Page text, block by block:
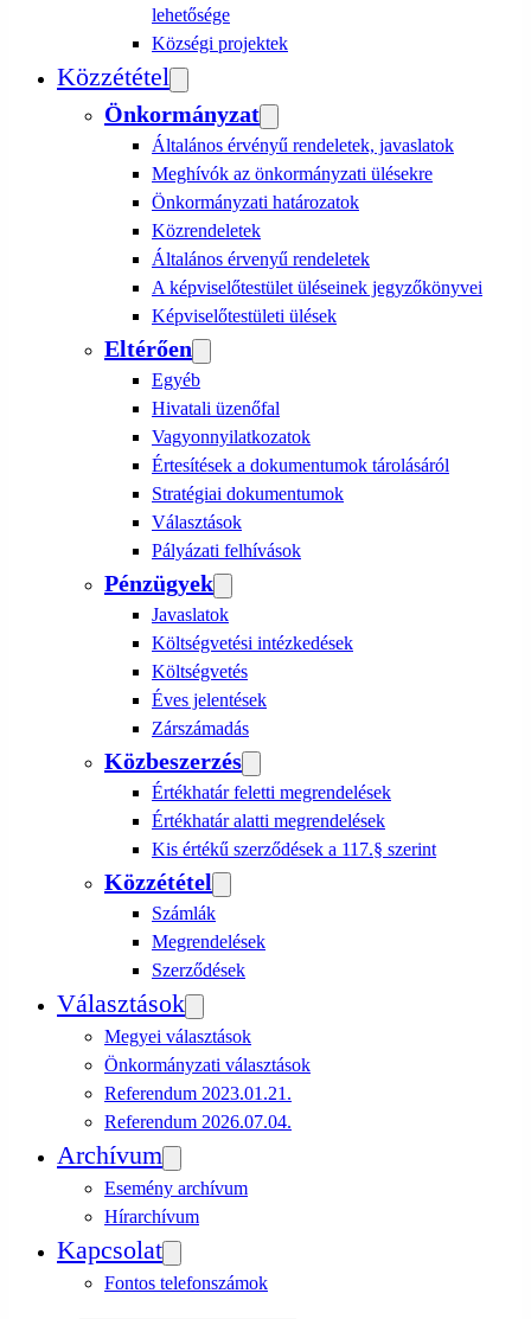
lehetősége
Községi projektek
Közzététel
Önkormányzat
Általános érvényű rendeletek, javaslatok
Meghívók az önkormányzati ülésekre
Önkormányzati határozatok
Közrendeletek
Általános érvenyű rendeletek
A képviselőtestület üléseinek jegyzőkönyvei
Képviselőtestületi ülések
Eltérően
Egyéb
Hivatali üzenőfal
Vagyonnyilatkozatok
Értesítések a dokumentumok tárolásáról
Stratégiai dokumentumok
Választások
Pályázati felhívások
Pénzügyek
Javaslatok
Költségvetési intézkedések
Költségvetés
Éves jelentések
Zárszámadás
Közbeszerzés
Értékhatár feletti megrendelések
Értékhatár alatti megrendelések
Kis értékű szerződések a 117.§ szerint
Közzététel
Számlák
Megrendelések
Szerződések
Választások
Megyei választások
Önkormányzati választások
Referendum 2023.01.21.
Referendum 2026.07.04.
Archívum
Esemény archívum
Hírarchívum
Kapcsolat
Fontos telefonszámok